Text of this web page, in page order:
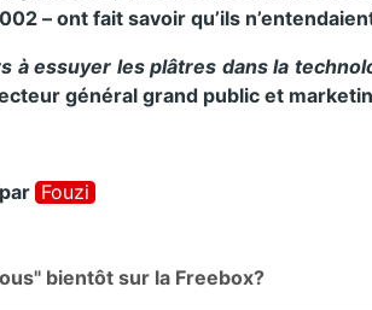
– ont fait savoir qu’ils
à essuyer les plâtres dans la
général grand public et
par Fouzi
bientôt sur la Freebox?